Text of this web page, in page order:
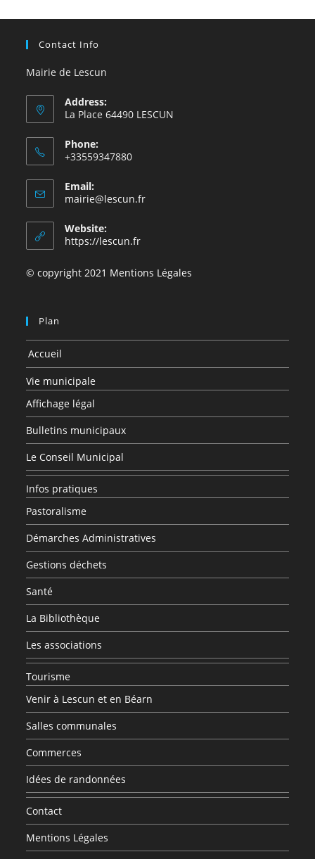
Contact Info
Mairie de Lescun
Address:
La Place 64490 LESCUN
Phone:
+33559347880
Email:
mairie@lescun.frS’ouvre
Website:
https://lescun.fr
© copyright 2021 Mentions Légales
Plan
Accueil
Vie municipale
Affichage légal
Bulletins municipaux
Le Conseil Municipal
Infos pratiques
Pastoralisme
Démarches Administratives
Gestions déchets
Santé
La Bibliothèque
Les associations
Tourisme
Venir à Lescun et en Béarn
Salles communales
Commerces
Idées de randonnées
Contact
Mentions Légales